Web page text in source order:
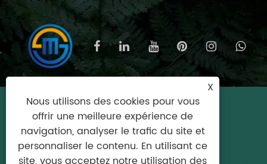
Copyright © 2025 Wenzhou Meishijie
Household Products Co., Ltd. Tous droits
réservés.
X
Nous utilisons des cookies pour vous
offrir une meilleure expérience de
navigation, analyser le trafic du site et
personnaliser le contenu. En utilisant ce